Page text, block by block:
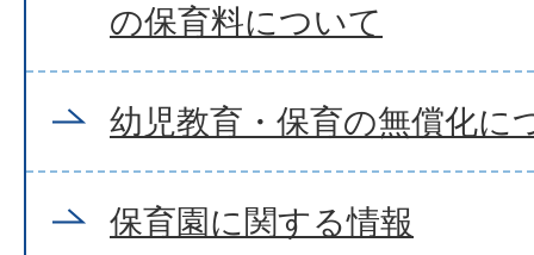
の保育料について
幼児教育・保育の無償化に
保育園に関する情報